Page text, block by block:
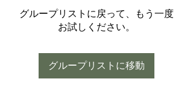
グループリストに戻って、もう一度
お試しください。
グループリストに移動